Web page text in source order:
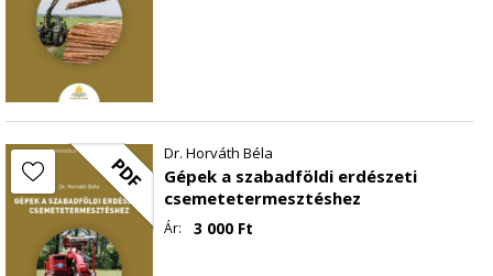
PDF Dr. Horváth Béla
Gépek a szabadföldi erdészeti
csemetetermesztéshez
Ár: 3 000 Ft